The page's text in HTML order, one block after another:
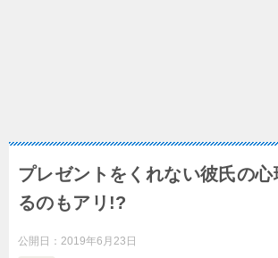
プレゼントをくれない彼氏の
るのもアリ!?
公開日： 2019年6月23日